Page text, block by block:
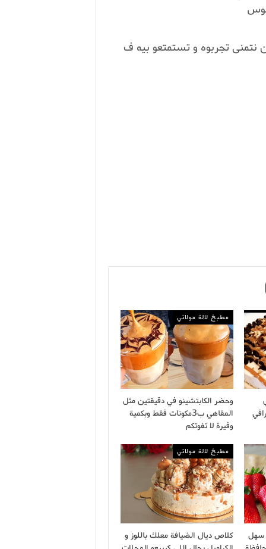
تجربوه و تستمتعو بيه ف
مطبخ لالة مولاتي
وحضر الكابتشينو في دقيقتين مثل
المقاهي ب3مكونات فقط وبكمية
وفيرة لا تفوتكم
سهل
مطبخ لالة مولاتي
كلاص ديال الضيافة معلك باللوز و